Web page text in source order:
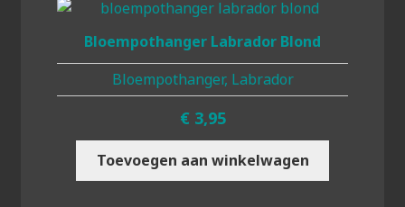
Bloempothanger Labrador Blond
Bloempothanger, Labrador
€ 3,95
Toevoegen aan winkelwagen